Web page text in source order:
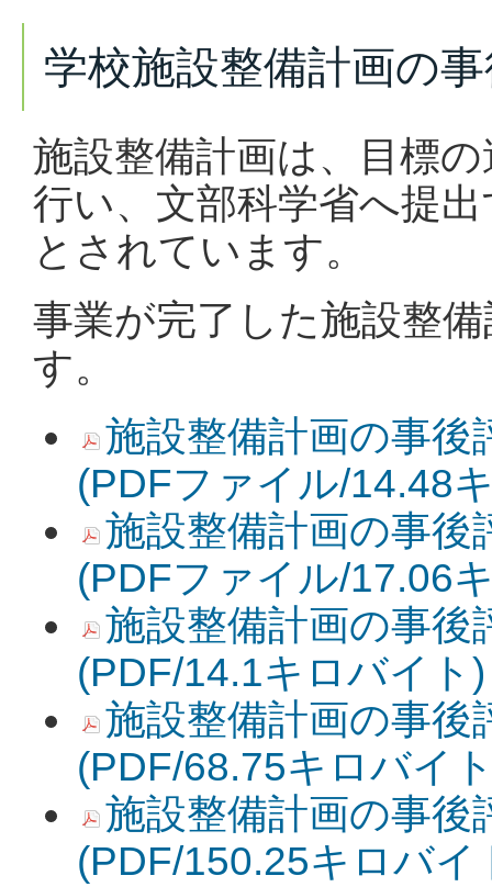
学校施設整備計画の
施設整備計画は、目標
行い、文部科学省へ提
とされています。
事業が完了した施設整
す。
施設整備計画の事後
(PDFファイル/14.48
施設整備計画の事後
(PDFファイル/17.06
施設整備計画の事後
(PDF/14.1キロバイト)
施設整備計画の事後
(PDF/68.75キロバイ
施設整備計画の事後
(PDF/150.25キロバイ